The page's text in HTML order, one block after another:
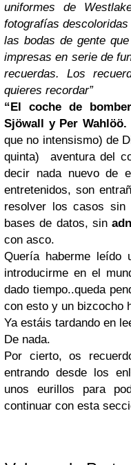
uniformes de
fotografías
las bodas de gente
impresas en serie de
recuerdas. Los
quieres recordar”
“El coche de
Sjöwall y Per Wahlöö.
que no intensismo) de
quinta) aventura del
decir nada nuevo de
entretenidos, son
resolver los casos sin
bases de datos, sinadn
con asco.
Quería haberme leído
introducirme en el
dado tiempo..queda
con esto y un bizcocho
Ya estáis tardando en
De nada.
Por cierto, os
entrando desde los
unos eurillos para
continuar con esta